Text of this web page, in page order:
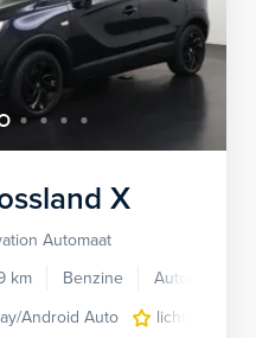
full map
X
Automaat
km Benzine
Automaat
Android Auto
lichtmetalen